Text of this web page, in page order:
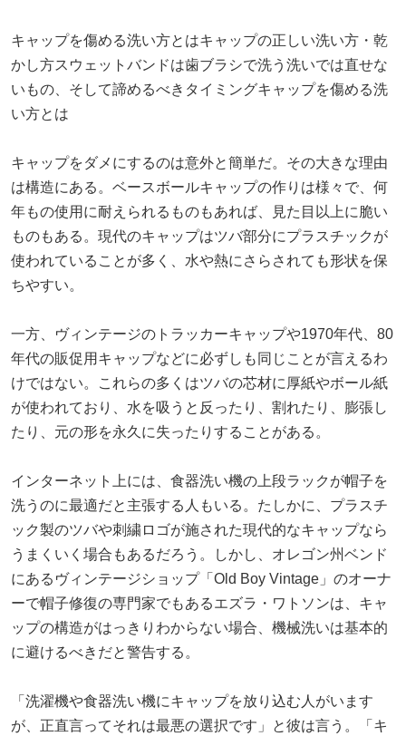
キャップを傷める洗い方とはキャップの正しい洗い方・乾
かし方スウェットバンドは歯ブラシで洗う洗いでは直せな
いもの、そして諦めるべきタイミングキャップを傷める洗
い方とは
キャップをダメにするのは意外と簡単だ。その大きな理由
は構造にある。ベースボールキャップの作りは様々で、何
年もの使用に耐えられるものもあれば、見た目以上に脆い
ものもある。現代のキャップはツバ部分にプラスチックが
使われていることが多く、水や熱にさらされても形状を保
ちやすい。
一方、ヴィンテージのトラッカーキャップや1970年代、80
年代の販促用キャップなどに必ずしも同じことが言えるわ
けではない。これらの多くはツバの芯材に厚紙やボール紙
が使われており、水を吸うと反ったり、割れたり、膨張し
たり、元の形を永久に失ったりすることがある。
インターネット上には、食器洗い機の上段ラックが帽子を
洗うのに最適だと主張する人もいる。たしかに、プラスチ
ック製のツバや刺繍ロゴが施された現代的なキャップなら
うまくいく場合もあるだろう。しかし、オレゴン州ベンド
にあるヴィンテージショップ「Old Boy Vintage」のオーナ
ーで帽子修復の専門家でもあるエズラ・ワトソンは、キャ
ップの構造がはっきりわからない場合、機械洗いは基本的
に避けるべきだと警告する。
「洗濯機や食器洗い機にキャップを放り込む人がいます
が、正直言ってそれは最悪の選択です」と彼は言う。「キ